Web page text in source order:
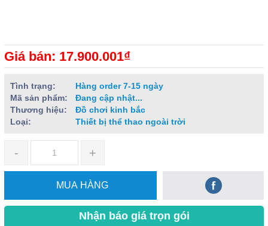
Giá bán: 17.900.001₫
Tình trạng:
Hàng order 7-15 ngày
Mã sản phẩm:
Đang cập nhật...
Thương hiệu:
Đồ chơi kinh bắc
Loại:
Thiết bị thể thao ngoài trời
- +
MUA HÀNG
Nhận báo giá trọn gói